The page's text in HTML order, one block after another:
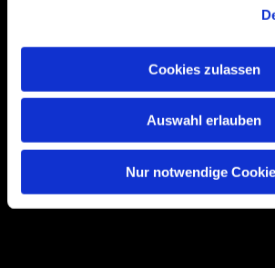
Cookies zulassen
Auswahl erlauben
Nur notwendige
um diese Karte